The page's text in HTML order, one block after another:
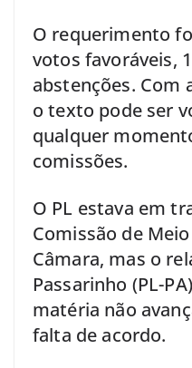
O requerimento
votos favoráveis,
abstenções. Com
o texto pode ser
qualquer
comissões.
O PL estava em
Comissão de
Câmara, mas o
Passarinho (PL-
matéria não
falta de acordo.